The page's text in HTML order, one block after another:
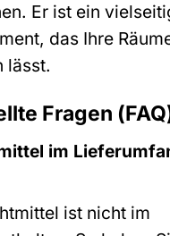
Er ist ein
das Ihre
lässt.
Fragen
im
ist nicht im